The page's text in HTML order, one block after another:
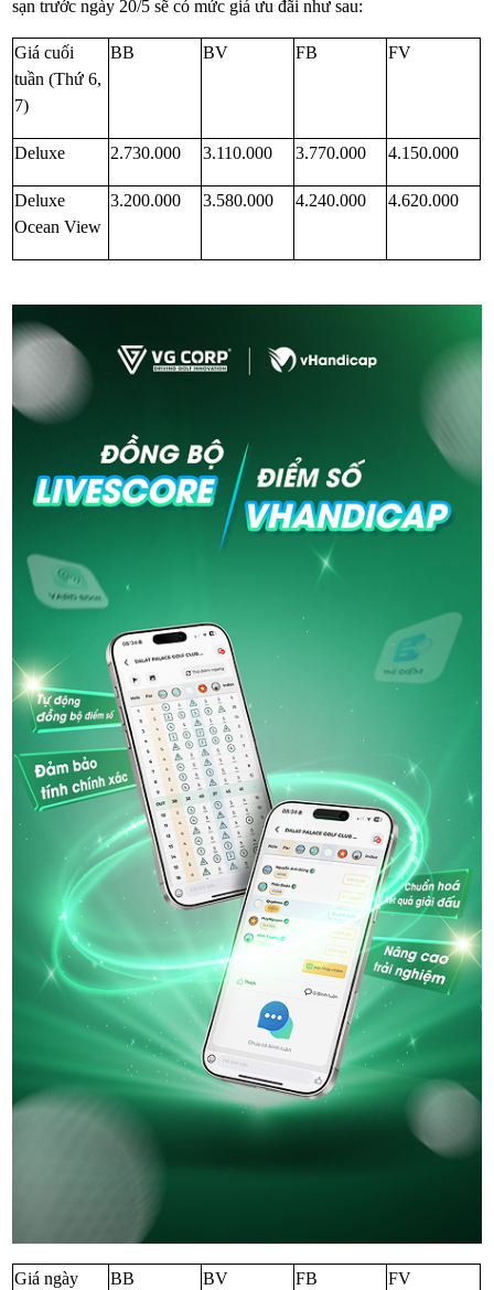
sạn trước ngày 20/5 sẽ có mức giá ưu đãi như sau:
Giá cuối
tuần (Thứ 6,
7)
BB BV FB FV
Deluxe 2.730.000 3.110.000 3.770.000 4.150.000
Deluxe
Ocean View
3.200.000 3.580.000 4.240.000 4.620.000
Giá ngày BB BV FB FV